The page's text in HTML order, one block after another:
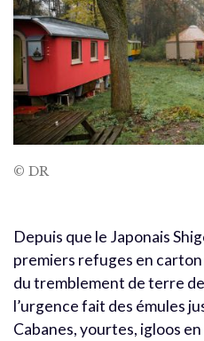
© DR
Depuis que le Japonais
premiers refuges en
du tremblement de terre
l’urgence fait des émules
Cabanes, yourtes, igloos